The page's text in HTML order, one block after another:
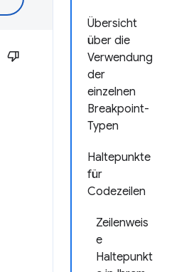
Übersicht
über die
Verwendung
der
einzelnen
Breakpoint-
Typen
Haltepunkte
für
Codezeilen
Zeilenweis
e
Haltepunkt